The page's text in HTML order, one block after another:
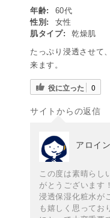
年齢:
60代
性別:
女性
肌タイプ:
乾燥肌
たっぷり浸透させて
来ます。
役に立った 0
サイトからの返信
アロイ
この度は素晴らし
がとうございます！
浸透保湿化粧水が
も嬉しく思ってお